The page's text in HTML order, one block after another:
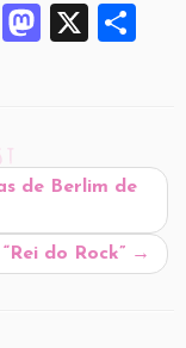
T
M
d
n
X
de Berlim de
do Rock” →